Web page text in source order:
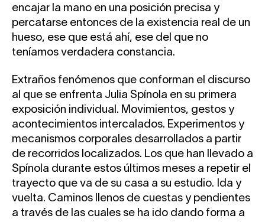
encajar la mano en una posición precisa y
percatarse entonces de la existencia real de un
hueso, ese que está ahí, ese del que no
teníamos verdadera constancia.
Extraños fenómenos que conforman el discurso
al que se enfrenta Julia Spínola en su primera
exposición individual. Movimientos, gestos y
acontecimientos intercalados. Experimentos y
mecanismos corporales desarrollados a partir
de recorridos localizados. Los que han llevado a
Spínola durante estos últimos meses a repetir el
trayecto que va de su casa a su estudio. Ida y
vuelta. Caminos llenos de cuestas y pendientes
a través de las cuales se ha ido dando forma a